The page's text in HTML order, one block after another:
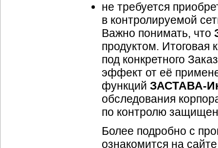
не требуется
в контролируемой
Важно понимать, что
продуктом.
под конкретного
эффект от её
функций ЗАСТАВА-
обследования
по контролю
Более подробно с
ознакомится на